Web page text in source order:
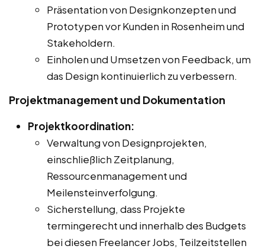
Präsentation von Designkonzepten und
Prototypen vor Kunden in Rosenheim und
Stakeholdern.
Einholen und Umsetzen von Feedback, um
das Design kontinuierlich zu verbessern.
Projektmanagement und Dokumentation
Projektkoordination:
Verwaltung von Designprojekten,
einschließlich Zeitplanung,
Ressourcenmanagement und
Meilensteinverfolgung.
Sicherstellung, dass Projekte
termingerecht und innerhalb des Budgets
bei diesen Freelancer Jobs, Teilzeitstellen